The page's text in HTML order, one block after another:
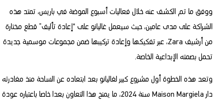
ووفق ما تم الكشف عنه خلال فعاليات أسبوع الموضة في باريس، تمتد هذه
الشراكة على مدى عامين، حيث سيعمل غاليانو على “إعادة تأليف” قطع مختارة
من أرشيف Zara، عبر تفكيكها وإعادة تركيبها ضمن مجموعات موسمية جديدة
تحمل بصمته الإبداعية الخاصة.
وتعد هذه الخطوة أول مشروع كبير لغاليانو بعد ابتعاده عن الساحة منذ مغادرته
دار Maison Margiela سنة 2024، ما يمنح هذا التعاون بعدا خاصا باعتباره عودة